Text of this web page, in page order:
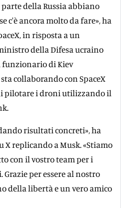
della Russia abbiano
c'è ancora molto da fare», ha
in risposta a un
della Difesa ucraino
funzionario di Kiev
collaborando con SpaceX
pilotare i droni utilizzando il
risultati concreti», ha
X replicando a Musk. «Stiamo
con il vostro team per i
per essere al nostro
della libertà e un vero amico